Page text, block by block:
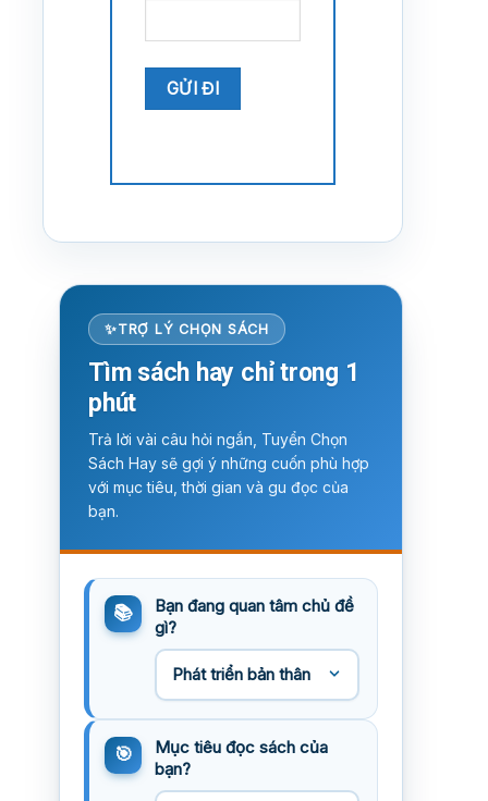
TRỢ LÝ CHỌN SÁCH
Tìm sách hay chỉ trong 1
phút
Trả lời vài câu hỏi ngắn, Tuyển Chọn
Sách Hay sẽ gợi ý những cuốn phù hợp
với mục tiêu, thời gian và gu đọc của
bạn.
Bạn đang quan tâm chủ đề
gì?
Mục tiêu đọc sách của
bạn?